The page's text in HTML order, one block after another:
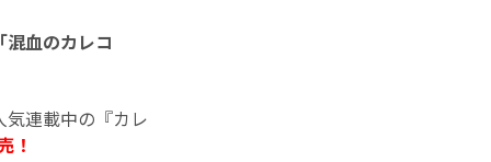
血のカレコ
気連載中の『カレ
！